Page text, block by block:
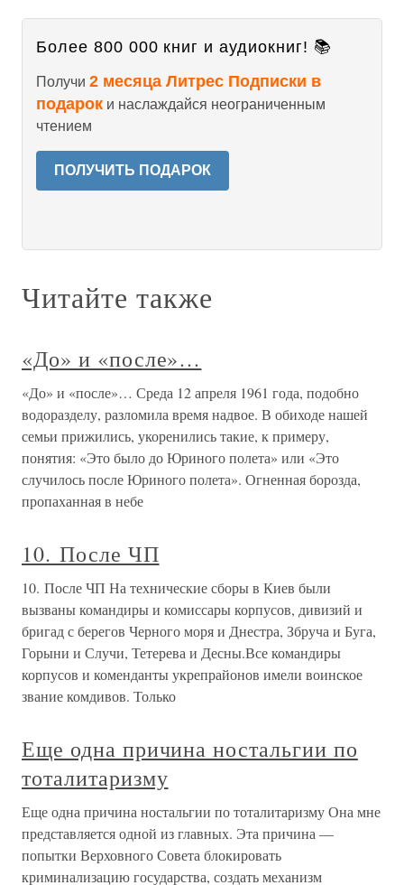
Более 800 000 книг и аудиокниг! 📚
Получи 2 месяца Литрес Подписки в
подарок и наслаждайся неограниченным
чтением
ПОЛУЧИТЬ ПОДАРОК
Читайте также
«До» и «после»…
«До» и «после»… Среда 12 апреля 1961 года, подобно
водоразделу, разломила время надвое. В обиходе нашей
семьи прижились, укоренились такие, к примеру,
понятия: «Это было до Юриного полета» или «Это
случилось после Юриного полета». Огненная борозда,
пропаханная в небе
10. После ЧП
10. После ЧП На технические сборы в Киев были
вызваны командиры и комиссары корпусов, дивизий и
бригад с берегов Черного моря и Днестра, Збруча и Буга,
Горыни и Случи, Тетерева и Десны.Все командиры
корпусов и коменданты укрепрайонов имели воинское
звание комдивов. Только
Еще одна причина ностальгии по
тоталитаризму
Еще одна причина ностальгии по тоталитаризму Она мне
представляется одной из главных. Эта причина —
попытки Верховного Совета блокировать
криминализацию государства, создать механизм